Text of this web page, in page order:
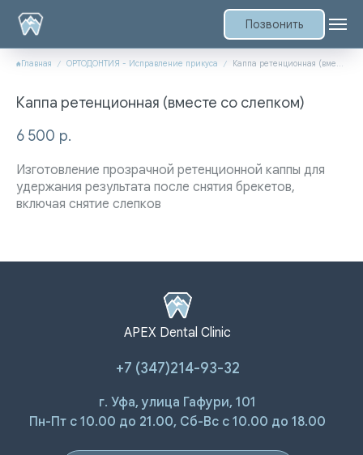
Позвонить
Главная ОРТОДОНТИЯ - Исправление прикуса Каппа ретенционная (вместе со слепком)
Каппа ретенционная (вместе со слепком)
6 500 р.
Изготовление прозрачной ретенционной каппы для
удержания результата после снятия брекетов,
включая снятие слепков
APEX Dental Clinic
+7 (347)214-93-32
г. Уфа, улица Гафури, 101
Пн-Пт с 10.00 до 21.00, Сб-Вс с 10.00 до 18.00
Ответы на
УСЛУГИ
Лечение зубов
Протезирование | Имплантация